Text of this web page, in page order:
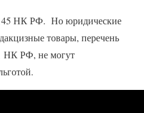
145 НК РФ. Но юридические
товары, перечень
НК РФ, не могут